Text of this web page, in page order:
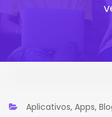
Aplicativos, Apps,